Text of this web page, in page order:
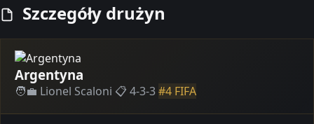
Szczegóły drużyn
Argentyna
🧑‍💼 Lionel Scaloni 📋 4-3-3#4 FIFA